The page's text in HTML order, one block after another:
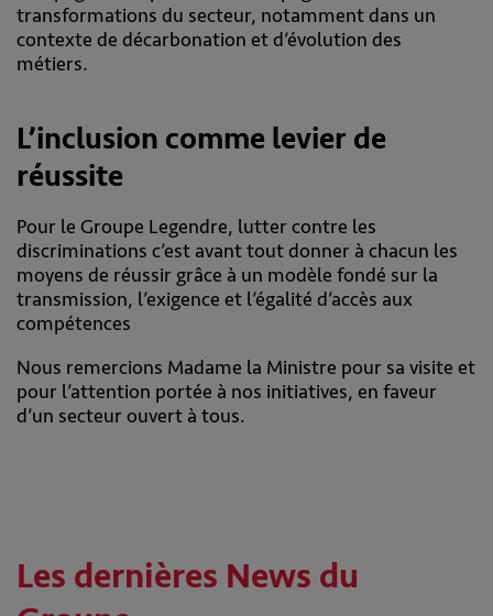
transformations du secteur, notamment dans un
contexte de décarbonation et d’évolution des
métiers.
L’inclusion comme levier de
réussite
Pour le Groupe Legendre, lutter contre les
discriminations c’est avant tout donner à chacun les
moyens de réussir grâce à un modèle fondé sur la
transmission, l’exigence et l’égalité d’accès aux
compétences
Nous remercions Madame la Ministre pour sa visite et
pour l’attention portée à nos initiatives, en faveur
d’un secteur ouvert à tous.
Les dernières News du